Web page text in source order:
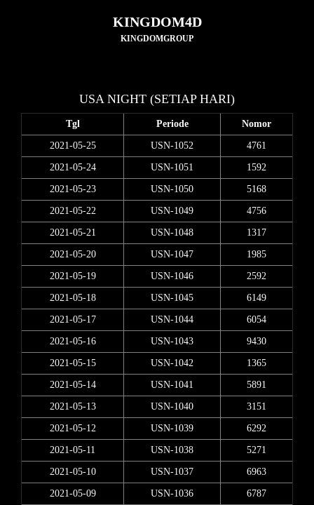
KINGDOM4D
KINGDOMGROUP
USA NIGHT (SETIAP HARI)
Tgl Periode Nomor
2021-05-25 USN-1052 4761
2021-05-24 USN-1051 1592
2021-05-23 USN-1050 5168
2021-05-22 USN-1049 4756
2021-05-21 USN-1048 1317
2021-05-20 USN-1047 1985
2021-05-19 USN-1046 2592
2021-05-18 USN-1045 6149
2021-05-17 USN-1044 6054
2021-05-16 USN-1043 9430
2021-05-15 USN-1042 1365
2021-05-14 USN-1041 5891
2021-05-13 USN-1040 3151
2021-05-12 USN-1039 6292
2021-05-11 USN-1038 5271
2021-05-10 USN-1037 6963
2021-05-09 USN-1036 6787